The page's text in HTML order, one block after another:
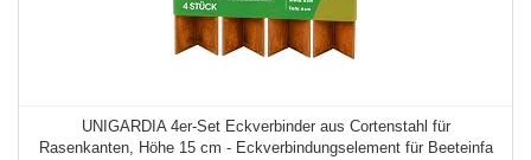
UNIGARDIA 4er-Set Eckverbinder aus Cortenstahl für
Rasenkanten, Höhe 15 cm - Eckverbindungselement für Beeteinfa